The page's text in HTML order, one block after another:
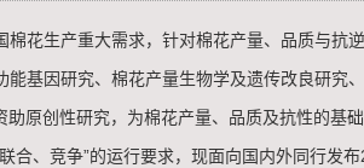
生产重大需求，针对棉花产量、品质与抗
基因研究、棉花产量生物学及遗传改良研究
原创性研究，为棉花产量、品质及抗性的基础
、竞争”的运行要求，现面向国内外同行发